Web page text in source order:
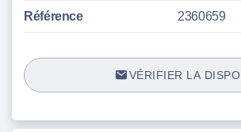
Référence 2360659
VÉRIFIER LA DISPO